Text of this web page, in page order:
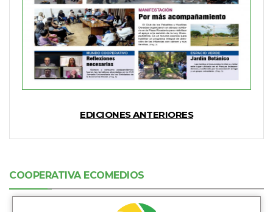
EDICIONES ANTERIORES
COOPERATIVA ECOMEDIOS